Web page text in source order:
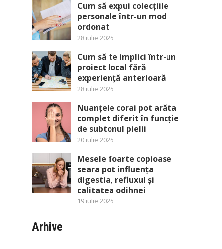
Cum să expui colecțiile
personale într-un mod
ordonat
28 iulie 2026
Cum să te implici într-un
proiect local fără
experiență anterioară
28 iulie 2026
Nuanțele corai pot arăta
complet diferit în funcție
de subtonul pielii
20 iulie 2026
Mesele foarte copioase
seara pot influența
digestia, refluxul și
calitatea odihnei
19 iulie 2026
Arhive